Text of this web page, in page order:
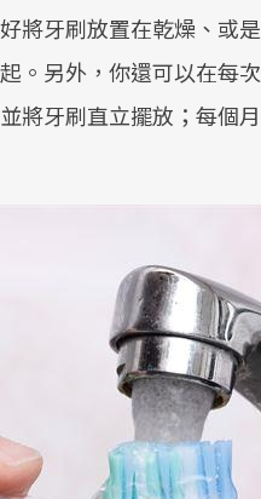
將牙刷放置在乾燥、或
。另外，你還可以在每
將牙刷直立擺放；每個